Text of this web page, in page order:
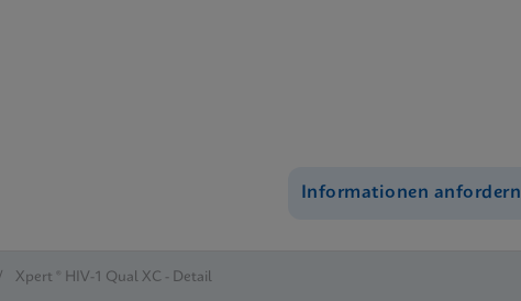
Informationen anfordern
Xpert ® HIV-1 Qual XC - Detail